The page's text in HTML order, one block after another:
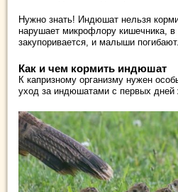
Нужно знать! Индюшат нельзя
нарушает микрофлору кишечника, в
закупоривается, и малыши погибают.
Как и чем кормить индюшат
К капризному организму нужен
уход за индюшатами с первых дней